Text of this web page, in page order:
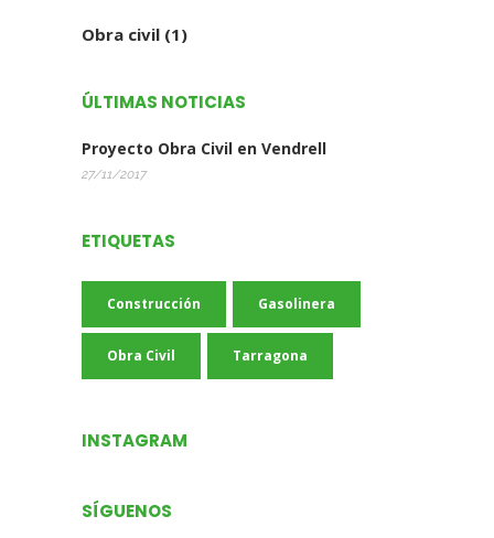
Obra civil (1)
ÚLTIMAS NOTICIAS
Proyecto Obra Civil en Vendrell
27/11/2017
ETIQUETAS
Construcción Gasolinera
Obra Civil Tarragona
INSTAGRAM
SÍGUENOS